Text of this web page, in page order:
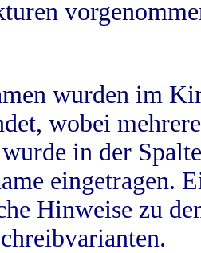
wurden im
wobei
in der
eingetragen.
Hinweise zu